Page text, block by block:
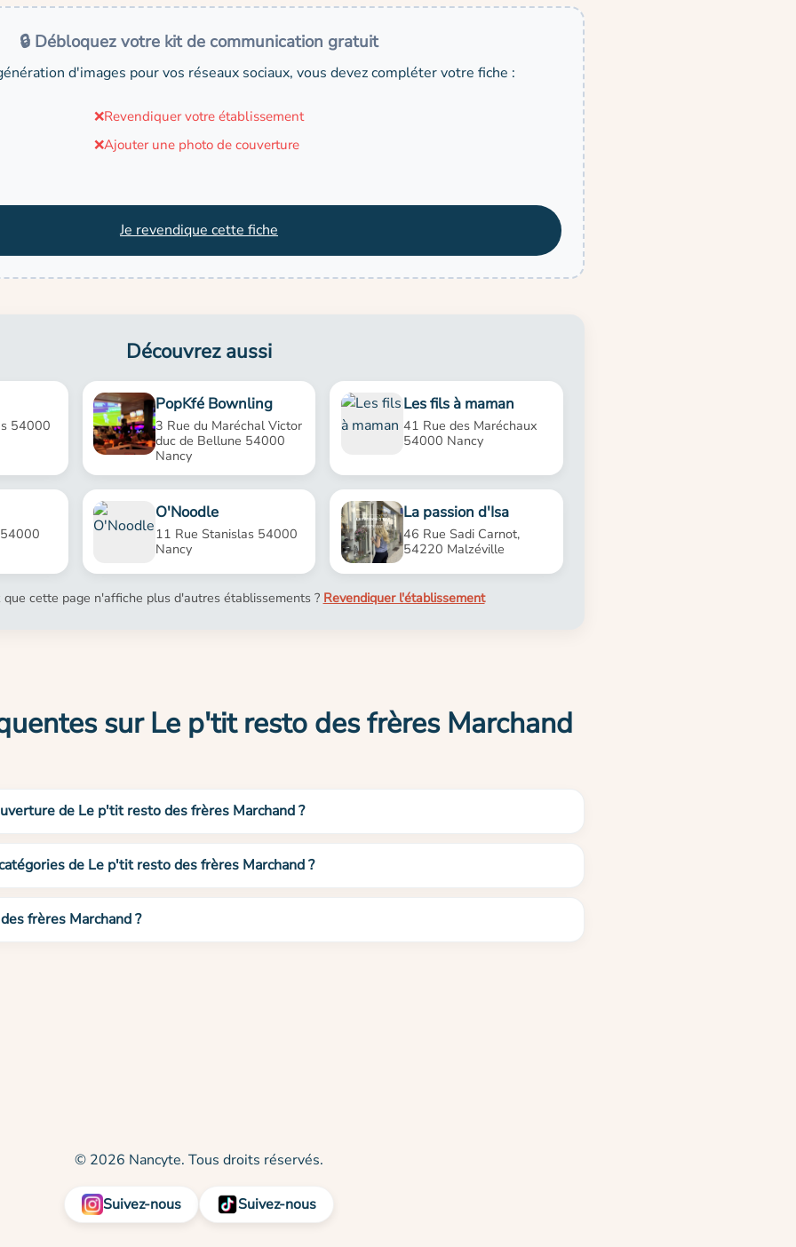
🔒 Débloquez votre kit de communication gratuit
d'images pour vos réseaux sociaux, vous devez compléter votre fiche :
❌Revendiquer votre établissement
❌Ajouter une photo de couverture
Je revendique cette fiche
Découvrez aussi
54000
PopKfé Bownling
3 Rue du Maréchal Victor
duc de Bellune 54000
Nancy
Les fils à maman
41 Rue des Maréchaux
54000 Nancy
O'Noodle
11 Rue Stanislas 54000
Nancy
La passion d'Isa
46 Rue Sadi Carnot,
54220 Malzéville
que cette page n'affiche plus d'autres établissements ? Revendiquer l'établissement
sur Le p'tit resto des frères Marchand
de Le p'tit resto des frères Marchand ?
de Le p'tit resto des frères Marchand ?
frères Marchand ?
© 2026 Nancyte. Tous droits réservés.
Suivez-nous Suivez-nous